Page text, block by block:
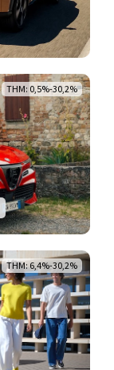
THM: 0,5%-30,2%
THM: 6,4%-30,2%